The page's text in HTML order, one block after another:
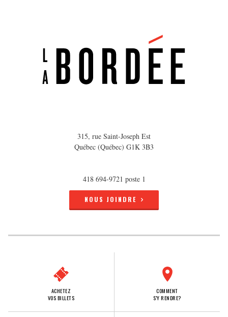
315, rue Saint-Joseph Est
Québec (Québec) G1K 3B3
418 694-9721 poste 1
NOUS JOINDRE
ACHETEZ
VOS BILLETS
COMMENT
S'Y RENDRE?